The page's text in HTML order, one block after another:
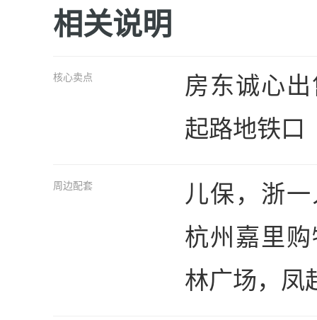
相关说明
核心卖点
房东诚心
起路地铁口
周边配套
儿保，浙
杭州嘉里
林广场，凤